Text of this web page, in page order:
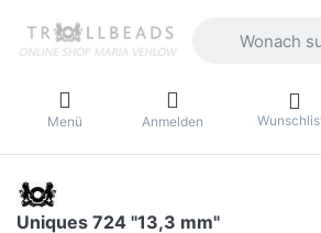
Menü Anmelden
Uniques 724 "13,3 mm"